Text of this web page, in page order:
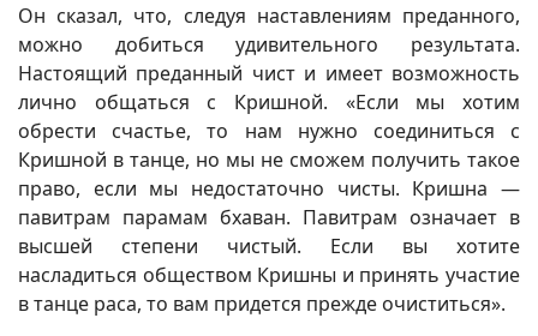
Он сказал, что, следуя наставлениям преданного,
можно добиться удивительного результата.
Настоящий преданный чист и имеет возможность
лично общаться с Кришной. «Если мы хотим
обрести счастье, то нам нужно соединиться с
Кришной в танце, но мы не сможем получить такое
право, если мы недостаточно чисты. Кришна —
павитрам парамам бхаван. Павитрам означает в
высшей степени чистый. Если вы хотите
насладиться обществом Кришны и принять участие
в танце раса, то вам придется прежде очиститься».